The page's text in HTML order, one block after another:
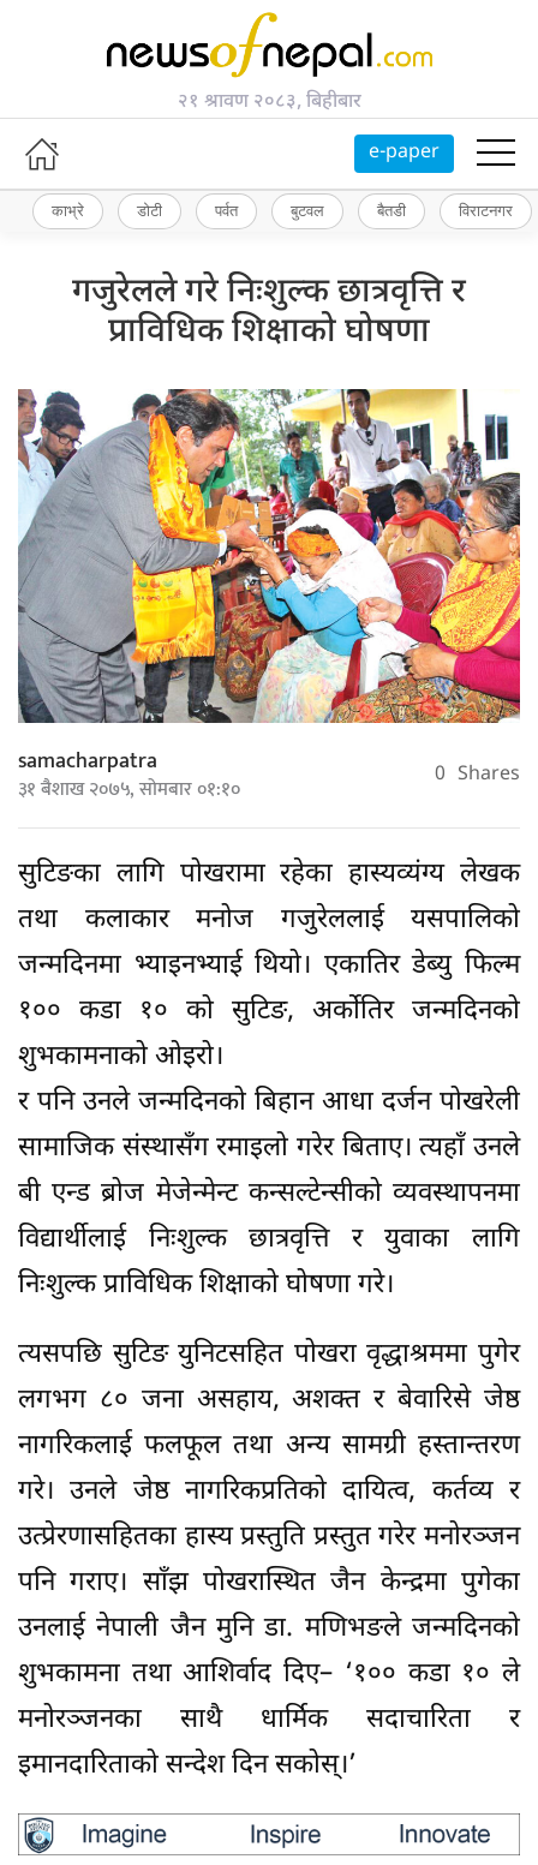
२१ श्रावण २०८३, बिहीबार
e-paper
काभ्रे डोटी पर्वत बुटवल बैतडी विराटनगर
गजुरेलले गरे निःशुल्क छात्रवृत्ति र
प्राविधिक शिक्षाको घोषणा
samacharpatra
३१ बैशाख २०७५, सोमबार ०१:१० 0 Shares
सुटिङका लागि पोखरामा रहेका हास्यव्यंग्य लेखक
तथा कलाकार मनोज गजुरेललाई यसपालिको
जन्मदिनमा भ्याइनभ्याई थियो। एकातिर डेब्यु फिल्म
१०० कडा १० को सुटिङ, अर्कोतिर जन्मदिनको
शुभकामनाको ओइरो।
र पनि उनले जन्मदिनको बिहान आधा दर्जन पोखरेली
सामाजिक संस्थासँग रमाइलो गरेर बिताए। त्यहाँ उनले
बी एन्ड ब्रोज मेजेन्मेन्ट कन्सल्टेन्सीको व्यवस्थापनमा
विद्यार्थीलाई निःशुल्क छात्रवृत्ति र युवाका लागि
निःशुल्क प्राविधिक शिक्षाको घोषणा गरे।
त्यसपछि सुटिङ युनिटसहित पोखरा वृद्धाश्रममा पुगेर
लगभग ८० जना असहाय, अशक्त र बेवारिसे जेष्ठ
नागरिकलाई फलफूल तथा अन्य सामग्री हस्तान्तरण
गरे। उनले जेष्ठ नागरिकप्रतिको दायित्व, कर्तव्य र
उत्प्रेरणासहितका हास्य प्रस्तुति प्रस्तुत गरेर मनोरञ्जन
पनि गराए। साँझ पोखरास्थित जैन केन्द्रमा पुगेका
उनलाई नेपाली जैन मुनि डा. मणिभङले जन्मदिनको
शुभकामना तथा आशिर्वाद दिए– ‘१०० कडा १० ले
मनोरञ्जनका साथै धार्मिक सदाचारिता र
इमानदारिताको सन्देश दिन सकोस्।’